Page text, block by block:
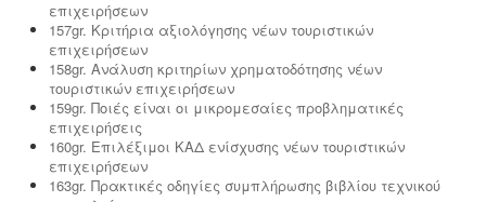
επιχειρήσεων
157gr. Κριτήρια αξιολόγησης νέων τουριστικών
επιχειρήσεων
158gr. Ανάλυση κριτηρίων χρηματοδότησης νέων
τουριστικών επιχειρήσεων
159gr. Ποιές είναι οι μικρομεσαίες προβληματικές
επιχειρήσεις
160gr. Επιλέξιμοι ΚΑΔ ενίσχυσης νέων τουριστικών
επιχειρήσεων
163gr. Πρακτικές οδηγίες συμπλήρωσης βιβλίου τεχνικού